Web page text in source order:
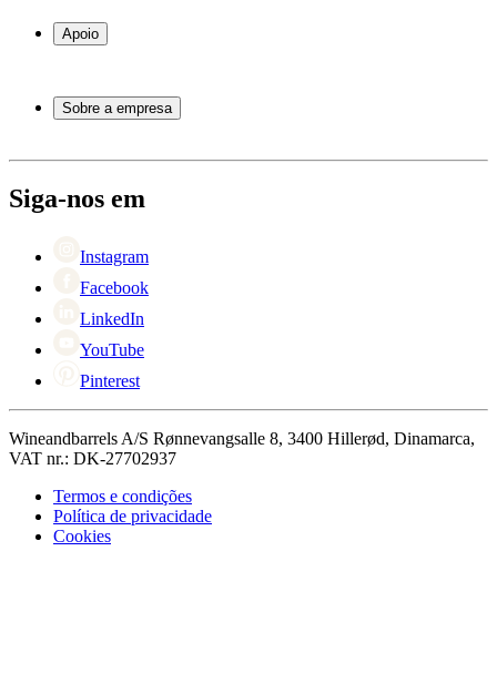
Garrafeiras
Móveis para vinho
Apoio
Atendimento
Pagamento
Retorno
Sobre a empresa
Black Friday
Singles Day
Siga-nos em
Instagram
Facebook
LinkedIn
YouTube
Pinterest
Wineandbarrels A/S Rønnevangsalle 8, 3400 Hillerød, Dinamarca,
VAT nr.: DK-27702937
Termos e condições
Política de privacidade
Cookies